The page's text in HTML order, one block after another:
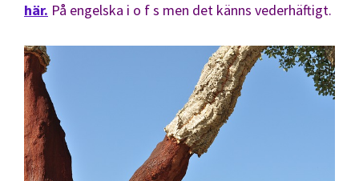
här. På engelska i o f s men det känns vederhäftigt.